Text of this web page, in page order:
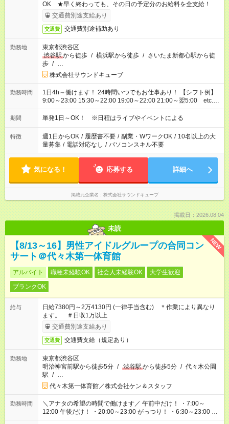
OK ★早く終わっても、その日の予定分のお給料を全支給！
交通費別途支給あり
交通費 交通費別途補助あり
勤務地
東京都渋谷区
渋谷駅から徒歩 / 横浜駅から徒歩 / さいたま新都心駅から徒
歩 / …
株式会社サウンドキューブ
勤務時間
1日4h～働けます！ 24時間いつでもお仕事あり！ 【シフト例】
9:00～23:00 15:30～22:00 19:00～22:00 21:00～翌5:00 etc...
※現場により異なります 【日給例】 案内／1万5743円（9:00～
23:00） グッズ販売／1万5503円（8:00～22:00） 会場準備／
5:00）
期間 単発1日～OK！ ※日程はライブやイベントによる
特徴 週1日からOK / 履歴書不要 / 副業・WワークOK / 10名以上の大
量募集 / 電話対応なし / パソコンスキル不要
気になる！ 応募する 詳細へ
掲載元企業名 株式会社サウンドキューブ
掲載日：2026.08.04
未読
NEW
【8/13～16】男性アイドルグループの合同コン
サート＠代々木第一体育館
アルバイト 職種未経験OK 社会人未経験OK
大学生歓迎
ブランクOK
給与
日給7380円～2万4130円 (一律手当含む) ＊作業により異なり
ます。 ＃日収1万以上
交通費別途支給あり
交通費 交通費支給（規定あり）
勤務地
東京都渋谷区
明治神宮前駅から徒歩5分 / 渋谷駅から徒歩5分 / 代々木公園
駅 / …
代々木第一体育館／株式会社ケン＆スタッフ
勤務時間
＼アナタの希望の時間で働けます／ 午前中だけ！ ・7:00～
12:00 午後だけ！ ・20:00～23:00 がっつり！ ・6:30～23:00 ・
12:00～21:00 ・16:00～翌8:00 …etc ※時間曜日イベントによ